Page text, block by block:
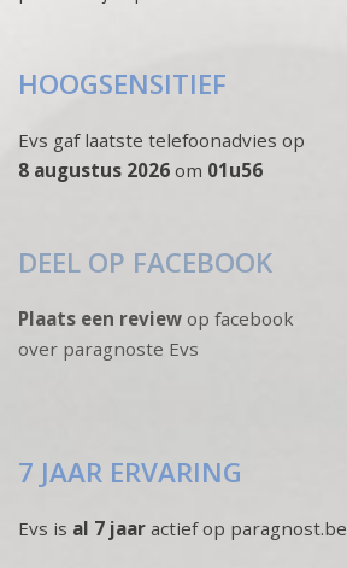
HOOGSENSITIEF
Evs gaf laatste telefoonadvies op
8 augustus 2026 om 01u56
DEEL OP FACEBOOK
Plaats een review op facebook
over paragnoste Evs
7 JAAR ERVARING
Evs is al 7 jaar actief op paragnost.be